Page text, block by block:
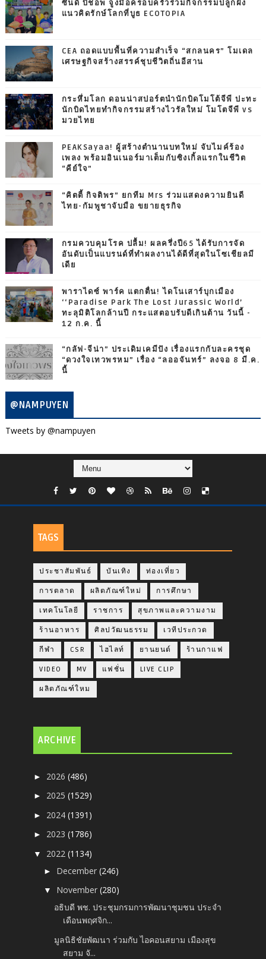
ซินดี้ บิชอพ จูงมือครอบครัวร่วมกิจกรรมปลูกฝัง
แนวคิดรักษ์โลกที่บูธ ECOTOPIA
CEA ถอดแบบพื้นที่ความสำเร็จ “สกลนคร” โมเดล
เศรษฐกิจสร้างสรรค์ชุบชีวิตถิ่นอีสาน
กระหึ่มโลก ดอนน่าสปอร์ตนำนักบิดโมโต้จีพี ปะทะ
นักบิดไทยทำกิจกรรมสร้างไวรัลใหม่ โมโตจีพี vs
มวยไทย
PEAKSayaa! ผู้สร้างตำนานบทใหม่ จับไมค์ร้อง
เพลง พร้อมอินเนอร์มาเต็มกับซิงเกิ้ลแรกในชีวิต
“คีย์ใจ”
“คิตตี้ กิจติพร” ยกทีม Mrs ร่วมแสดงความยินดี
ไทย-กัมพูชาจับมือ ขยายธุรกิจ
กรมควบคุมโรค ปลื้ม! ผลครึ่งปี65 ได้รับการจัด
อันดับเป็นแบรนด์ที่ทำผลงานได้ดีที่สุดในโซเชียลมี
เดีย
พาราไดซ์ พาร์ค แตกตื่น! ไดโนเสาร์บุกเมือง
‘‘Paradise Park The Lost Jurassic World’
ทะลุมิติโลกล้านปี กระแสตอบรับดีเกินต้าน วันนี้ -
12 ก.ค. นี้
“กลัฟ-จีน่า” ประเดิมเคมีปัง เรื่องแรกกับละครชุด
“ดวงใจเทวพรหม” เรื่อง “ลออจันทร์” ลงจอ 8 มี.ค.
นี้
@NAMPUYEN
Tweets by @nampuyen
TAGS
ประชาสัมพันธ์ บันเทิง ท่องเที่ยว
การตลาด ผลิตภัณฑ์ใหม่ การศึกษา
เทคโนโลยี ราชการ สุขภาพและความงาม
ร้านอาหาร ศิลปวัฒนธรรม เวทีประกวด
กีฬา CSR ไฮไลท์ ยานยนต์ ร้านกาแฟ
VIDEO MV แฟชั่น LIVE CLIP
ผลิตภัณฑ์ใหม
ARCHIVE
► 2026(486)
► 2025(1529)
► 2024(1391)
► 2023(1786)
▼ 2022(1134)
► December(246)
▼ November(280)
อธิบดี พช. ประชุมกรมการพัฒนาชุมชน ประจำ
เดือนพฤศจิก...
มูลนิธิชัยพัฒนา ร่วมกับ ไอคอนสยาม เมืองสุข
สยาม จั...